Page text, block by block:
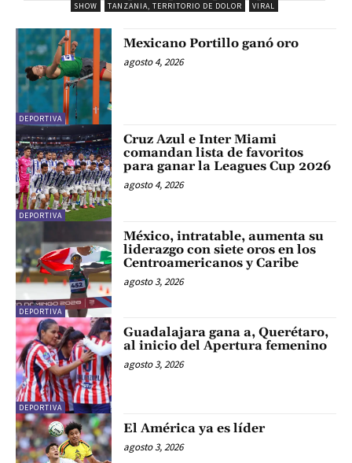
SHOW
TANZANIA, TERRITORIO DE DOLOR VIRAL
DEPORTIVA
Mexicano Portillo ganó oro
agosto 4, 2026
DEPORTIVA
Cruz Azul e Inter Miami
comandan lista de favoritos
para ganar la Leagues Cup 2026
agosto 4, 2026
DEPORTIVA
México, intratable, aumenta su
liderazgo con siete oros en los
Centroamericanos y Caribe
agosto 3, 2026
DEPORTIVA
Guadalajara gana a, Querétaro,
al inicio del Apertura femenino
agosto 3, 2026
El América ya es líder
agosto 3, 2026